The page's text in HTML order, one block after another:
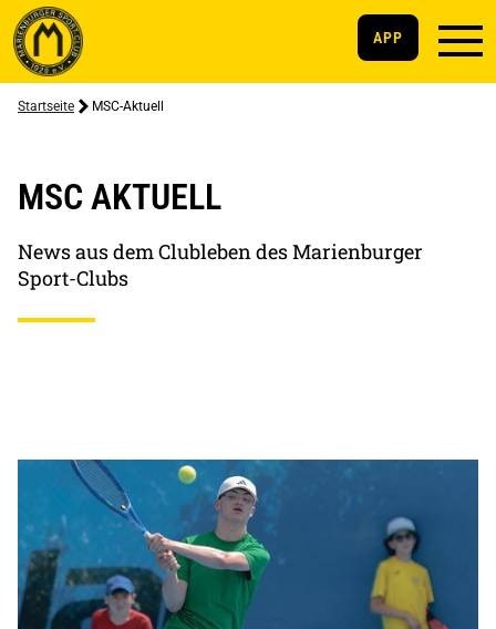
APP
Startseite MSC-Aktuell
MSC AKTUELL
News aus dem Clubleben des Marienburger
Sport-Clubs